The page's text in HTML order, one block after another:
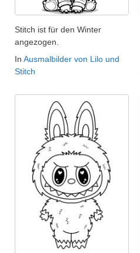
Stitch ist für den Winter
angezogen.
In Ausmalbilder von Lilo und
Stitch